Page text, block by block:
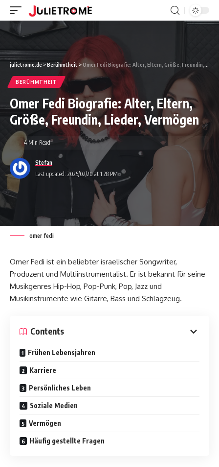
julietrome.de >Berühmtheit >Omer Fedi Biografie: Alter, Eltern, Größe, Freundin, Lieder, Vermögen
BERÜHMTHEIT
Omer Fedi Biografie: Alter, Eltern,
Größe, Freundin, Lieder, Vermögen
Last updated: 2025/02/20 at 1:28 PM
Stefan
4 Min Read
omer fedi
Omer Fedi ist ein beliebter israelischer Songwriter,
Produzent und Multiinstrumentalist. Er ist bekannt für seine
Musikgenres Hip-Hop, Pop-Punk, Pop, Jazz und
Musikinstrumente wie Gitarre, Bass und Schlagzeug.
Contents
Frühen Lebensjahren
Karriere
Persönliches Leben
Soziale Medien
Vermögen
Häufig gestellte Fragen